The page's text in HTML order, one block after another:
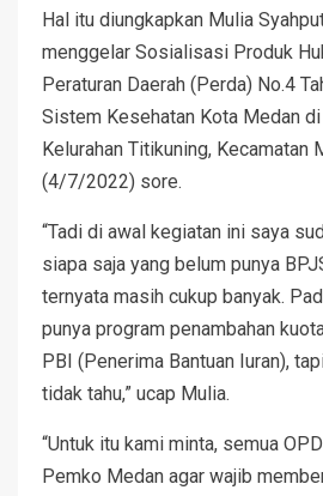
Hal itu diungkapkan Mulia
menggelar Sosialisasi Produk
Peraturan Daerah (Perda) No.4
Sistem Kesehatan Kota Medan
Kelurahan Titikuning, Kecamatan
(4/7/2022) sore.
“Tadi di awal kegiatan ini saya
siapa saja yang belum punya
ternyata masih cukup banyak.
punya program penambahan
PBI (Penerima Bantuan Iuran),
tidak tahu,” ucap Mulia.
“Untuk itu kami minta, semua
Pemko Medan agar wajib